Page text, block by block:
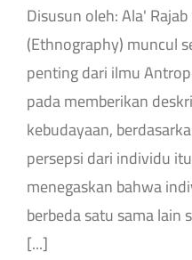
Disusun oleh: Ala'
(Ethnography) muncul
penting dari ilmu
pada memberikan
kebudayaan,
persepsi dari individu
menegaskan bahwa
berbeda satu sama lain
[...]